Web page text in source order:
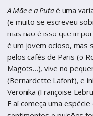
A Mãe e a Puta é uma
(e muito se escreveu
mas não é isso que
é um jovem ocioso, mas
pelos cafés de Paris (o
Magots…), vive no
(Bernardette Lafont), e
Veronika (Françoise
E aí começa uma espécie